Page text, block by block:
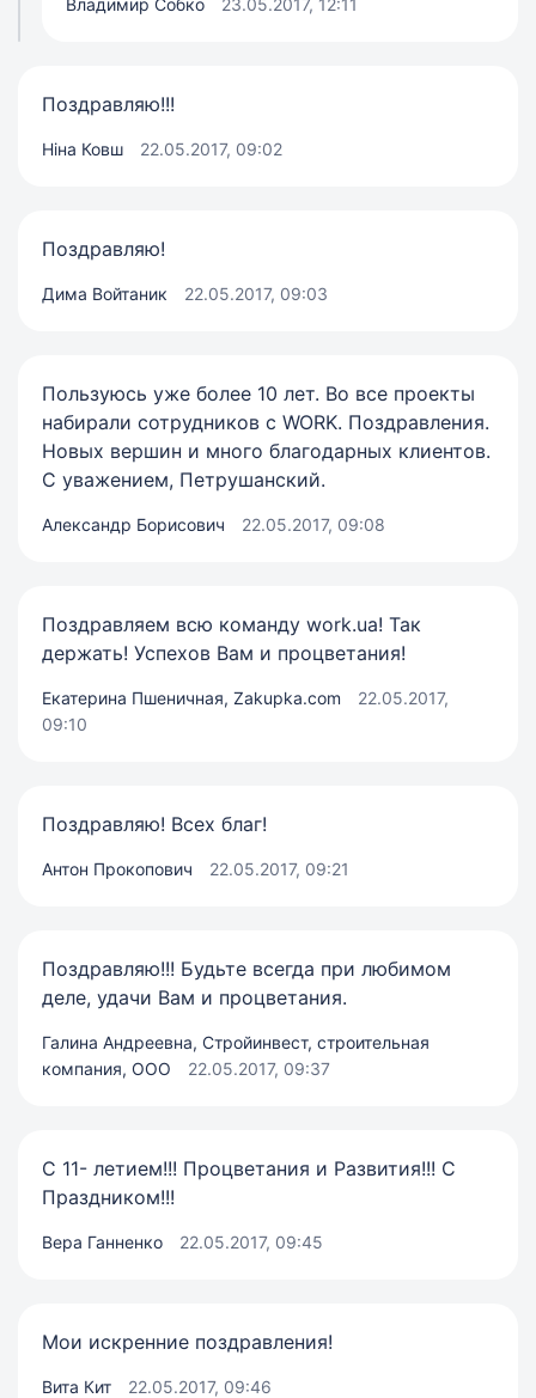
Владимир Собко 23.05.2017, 12:11
Поздравляю!!!
Ніна Ковш 22.05.2017, 09:02
Поздравляю!
Дима Войтаник 22.05.2017, 09:03
Пользуюсь уже более 10 лет. Во все проекты
набирали сотрудников с WORK. Поздравления.
Новых вершин и много благодарных клиентов.
С уважением, Петрушанский.
Александр Борисович 22.05.2017, 09:08
Поздравляем всю команду work.ua! Так
держать! Успехов Вам и процветания!
Екатерина Пшеничная, Zakupka.com
22.05.2017,
09:10
Поздравляю! Всех благ!
Антон Прокопович 22.05.2017, 09:21
Поздравляю!!! Будьте всегда при любимом
деле, удачи Вам и процветания.
Галина Андреевна, Стройинвест, строительная
компания, ООО
22.05.2017, 09:37
С 11- летием!!! Процветания и Развития!!! С
Праздником!!!
Вера Ганненко 22.05.2017, 09:45
Мои искренние поздравления!
Вита Кит 22.05.2017, 09:46